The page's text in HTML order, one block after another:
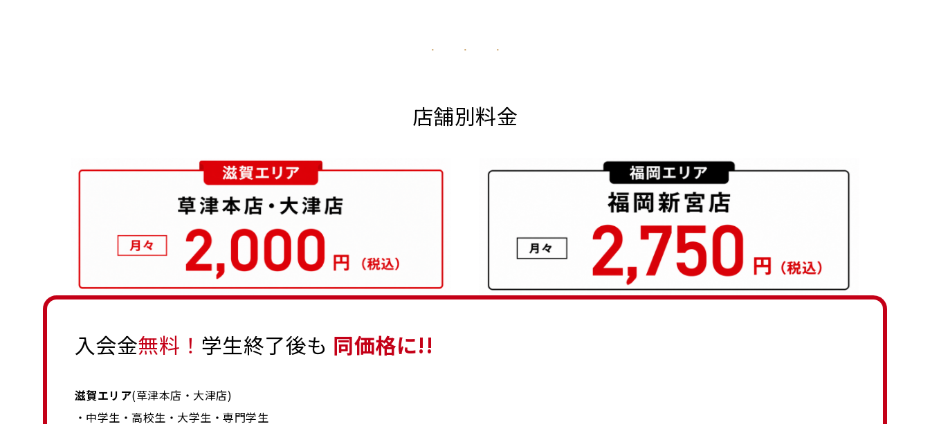
店舗別料金
入会金無料！ 学生終了後も 同価格に!!
滋賀エリア(草津本店・大津店)
・中学生・高校生・大学生・専門学生